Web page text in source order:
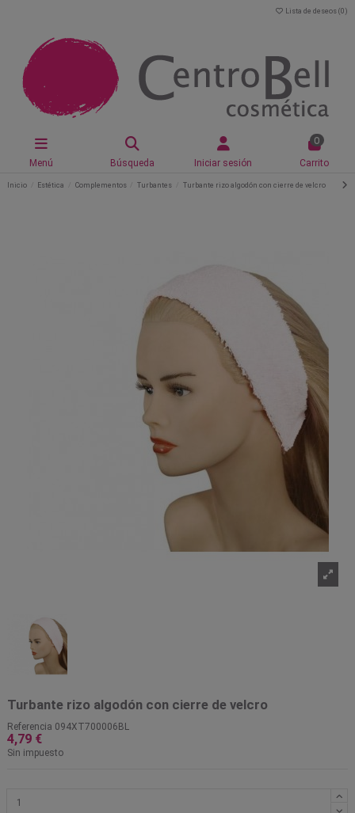
Lista de deseos (0 )
Menú Búsqueda Iniciar sesión
0
Carrito
Inicio Estética Complementos Turbantes Turbante rizo algodón con cierre de velcro
Turbante rizo algodón con cierre de velcro
Referencia 094XT700006BL
4,79 €
Sin impuesto